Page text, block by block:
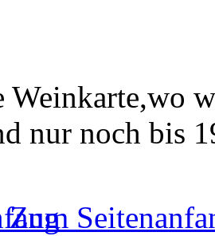
Weinkarte,wo
nur noch bis
Zum